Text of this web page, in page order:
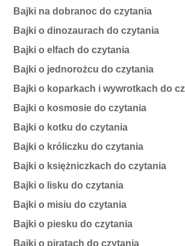
Bajki na dobranoc do czytania
Bajki o dinozaurach do czytania
Bajki o elfach do czytania
Bajki o jednorożcu do czytania
Bajki o koparkach i wywrotkach do
Bajki o kosmosie do czytania
Bajki o kotku do czytania
Bajki o króliczku do czytania
Bajki o księżniczkach do czytania
Bajki o lisku do czytania
Bajki o misiu do czytania
Bajki o piesku do czytania
Bajki o piratach do czytania